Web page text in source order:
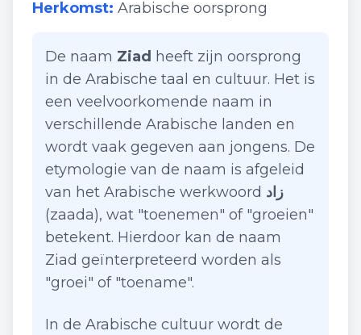
Herkomst: Arabische oorsprong
De naam Ziad heeft zijn oorsprong
in de Arabische taal en cultuur. Het is
een veelvoorkomende naam in
verschillende Arabische landen en
wordt vaak gegeven aan jongens. De
etymologie van de naam is afgeleid
van het Arabische werkwoord زاد
(zaada), wat "toenemen" of "groeien"
betekent. Hierdoor kan de naam
Ziad geïnterpreteerd worden als
"groei" of "toename".
In de Arabische cultuur wordt de